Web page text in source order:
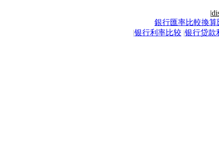
|
銀行匯率比較換算
|银行利率比较 |银行贷款